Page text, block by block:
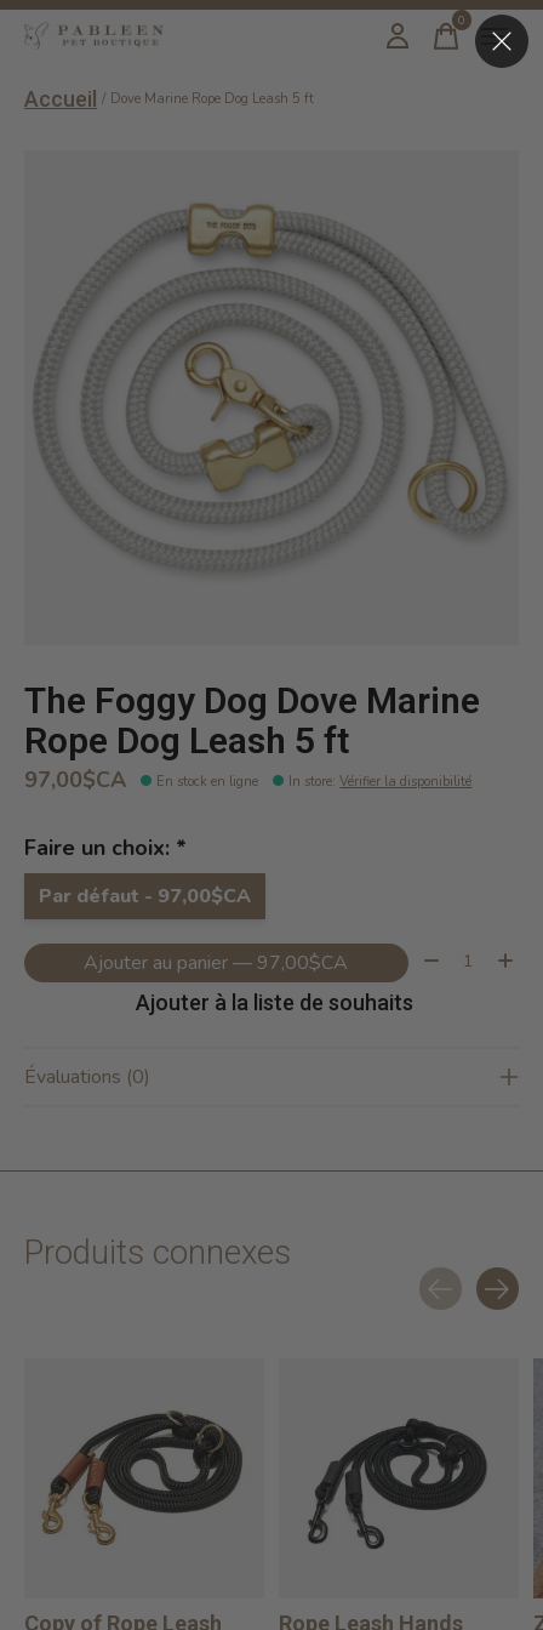
0items
Accueil / Dove Marine Rope Dog Leash 5 ft
The Foggy Dog Dove Marine
Rope Dog Leash 5 ft
97,00$CA En stock en ligne In store:Vérifier la disponibilité
Faire un choix: *
Par défaut - 97,00$CA
Ajouter au panier — 97,00$CA Quantité:
Ajouter à la liste de souhaits
Évaluations (0)
Produits connexes
Copy of Rope Leash
Rope Leash Hands